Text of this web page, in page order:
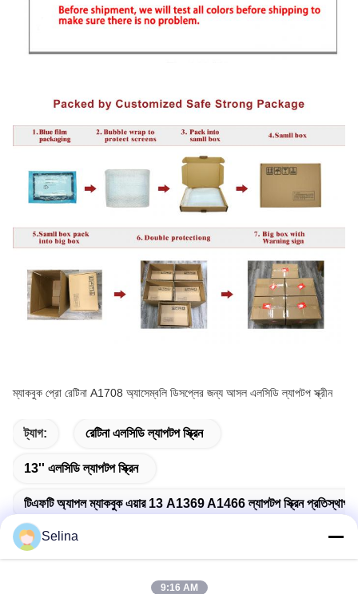
ম্যাকবুক প্রো রেটিনা A1708 অ্যাসেম্বলি ডিসপ্লের জন্য আসল এলসিডি ল্যাপটপ স্ক্রীন
ট্যাগ: রেটিনা এলসিডি ল্যাপটপ স্ক্রিন
13'' এলসিডি ল্যাপটপ স্ক্রিন
টিএফটি অ্যাপল ম্যাকবুক এয়ার 13 A1369 A1466 ল্যাপটপ স্ক্রিন প্রতিস্থাপন
Selina
9:16 AM